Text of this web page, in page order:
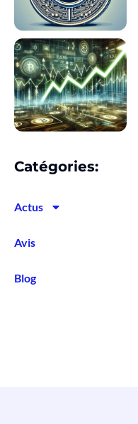
Catégories:
Actus
Avis
Blog